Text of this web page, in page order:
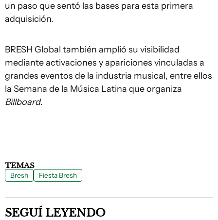
un paso que sentó las bases para esta primera
adquisición.
BRESH Global también amplió su visibilidad
mediante activaciones y apariciones vinculadas a
grandes eventos de la industria musical, entre ellos
la Semana de la Música Latina que organiza
Billboard.
TEMAS
Bresh Fiesta Bresh
SEGUÍ LEYENDO